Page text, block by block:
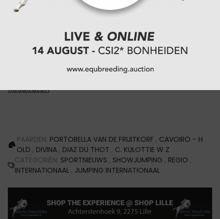
Roy van Beek kon zich eerder al laten opvallen met
een vijfde plaats bij de U25. In het 1m45 hoge
parcours voor de Grote Prijs bracht hij de Stakkato
Gold merrie Frieda naar de vijfde plaats. Het paar
had de snelste tijd maar een springfout hield hen van
de overwinning.
Resultaten
PAARDEN: PORTOBELLA VAN DE FRUITKORF , CAVOIRO - H
OLD , DIVINA , DIAZ DU THOT , C. KULOTTIE W Z
CATEGORIËN: SPORTNIEUWS , SHOWJUMPING , REGIO ,
INTERNATIONAAL , JUMPING INTERNATIONAAL